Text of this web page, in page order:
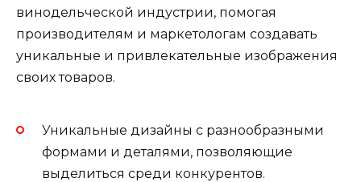
винодельческой индустрии, помогая
производителям и маркетологам создавать
уникальные и привлекательные изображения
своих товаров.
Уникальные дизайны с разнообразными
формами и деталями, позволяющие
выделиться среди конкурентов.